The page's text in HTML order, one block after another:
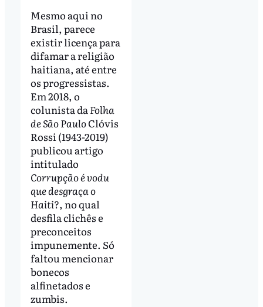
Mesmo aqui no
Brasil, parece
existir licença para
difamar a religião
haitiana, até entre
os progressistas.
Em 2018, o
colunista daFolha
de São PauloClóvis
Rossi (1943-2019)
publicou artigo
intitulado
Corrupção é vodu
que desgraça o
Haiti?, no qual
desfila clichês e
preconceitos
impunemente. Só
faltou mencionar
bonecos
alfinetados e
zumbis.